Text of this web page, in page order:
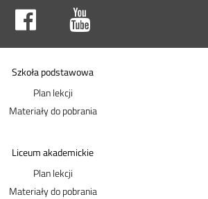
Szkoła podstawowa
Plan lekcji
Materiały do pobrania
Liceum akademickie
Plan lekcji
Materiały do pobrania